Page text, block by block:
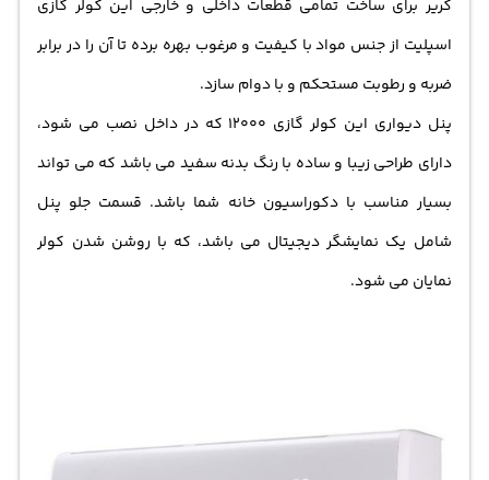
کریر برای ساخت تمامی قطعات داخلی و خارجی این کولر گازی
اسپلیت از جنس مواد با کیفیت و مرغوب بهره برده تا آن را در برابر
ضربه و رطوبت مستحکم و با دوام سازد.
پنل دیواری این کولر گازی 12000 که در داخل نصب می شود،
دارای طراحی زیبا و ساده با رنگ بدنه سفید می باشد که می تواند
بسیار مناسب با دکوراسیون خانه شما باشد. قسمت جلو پنل
شامل یک نمایشگر دیجیتال می باشد، که با روشن شدن کولر
نمایان می شود.